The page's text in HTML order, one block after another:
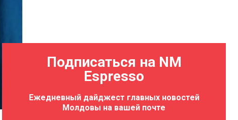
Подписаться на NM
Espresso
Ежедневный дайджест главных новостей
Молдовы на вашей почте